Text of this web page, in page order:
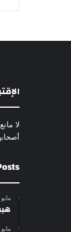
لا
مايو 8, 2026
مايو 10, 2026